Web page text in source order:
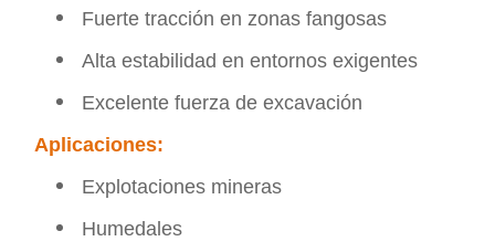
Fuerte tracción en zonas fangosas
Alta estabilidad en entornos exigentes
Excelente fuerza de excavación
Aplicaciones:
Explotaciones mineras
Humedales